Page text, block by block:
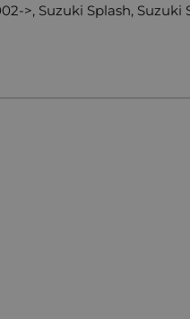
>, Suzuki Splash, Suzuki